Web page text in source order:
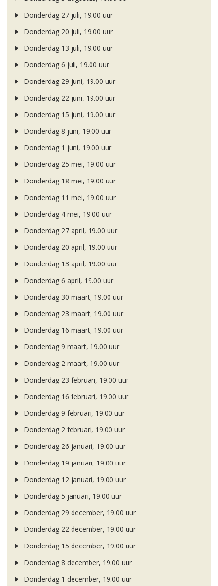
Donderdag 27 juli, 19.00 uur
Donderdag 20 juli, 19.00 uur
Donderdag 13 juli, 19.00 uur
Donderdag 6 juli, 19.00 uur
Donderdag 29 juni, 19.00 uur
Donderdag 22 juni, 19.00 uur
Donderdag 15 juni, 19.00 uur
Donderdag 8 juni, 19.00 uur
Donderdag 1 juni, 19.00 uur
Donderdag 25 mei, 19.00 uur
Donderdag 18 mei, 19.00 uur
Donderdag 11 mei, 19.00 uur
Donderdag 4 mei, 19.00 uur
Donderdag 27 april, 19.00 uur
Donderdag 20 april, 19.00 uur
Donderdag 13 april, 19.00 uur
Donderdag 6 april, 19.00 uur
Donderdag 30 maart, 19.00 uur
Donderdag 23 maart, 19.00 uur
Donderdag 16 maart, 19.00 uur
Donderdag 9 maart, 19.00 uur
Donderdag 2 maart, 19.00 uur
Donderdag 23 februari, 19.00 uur
Donderdag 16 februari, 19.00 uur
Donderdag 9 februari, 19.00 uur
Donderdag 2 februari, 19.00 uur
Donderdag 26 januari, 19.00 uur
Donderdag 19 januari, 19.00 uur
Donderdag 12 januari, 19.00 uur
Donderdag 5 januari, 19.00 uur
Donderdag 29 december, 19.00 uur
Donderdag 22 december, 19.00 uur
Donderdag 15 december, 19.00 uur
Donderdag 8 december, 19.00 uur
Donderdag 1 december, 19.00 uur